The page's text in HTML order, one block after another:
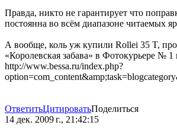
Правда, никто не гарантирует что
постоянна во всём диапазоне читаемых
А вообще, коль уж купили Rollei 35 T,
«Королевская забава» в Фотокурьере № 1
http://www.bessa.ru/index.php?
ОтветитьЦитироватьПоделиться
14 дек. 2009 г., 21:42:15